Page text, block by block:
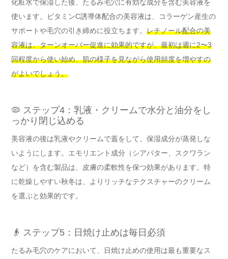
化粧水で保湿した後、たるみ毛穴に有効な成分を含む美容液を
使います。ビタミンC誘導体配合の美容液は、コラーゲン産生の
サポートや毛穴の引き締めに役立ちます。 レチノール配合の美
容液は、ターンオーバー促進に効果的ですが、最初は週に2〜3
回程度から使い始め、肌の様子を見ながら使用頻度を増やすの
がよいでしょう。
🦠 ステップ4：乳液・クリームで水分と油分をし
っかり閉じ込める
美容液の後は乳液やクリームで蓋をして、保湿成分が蒸発しな
いようにします。エモリエント成分（シアバター、スクワラン
など）を含む製品は、皮膚の柔軟性を保つ効果があります。特
に乾燥しやすい秋冬は、よりリッチなテクスチャーのクリーム
を選ぶと効果的です。
👴 ステップ5：日焼け止めは毎日必須
たるみ毛穴のケアにおいて、日焼け止めの使用は最も重要なス